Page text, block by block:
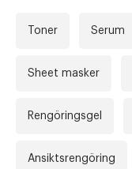
Toner Serum
Sheet masker
Rengöringsgel
Ansiktsrengöring